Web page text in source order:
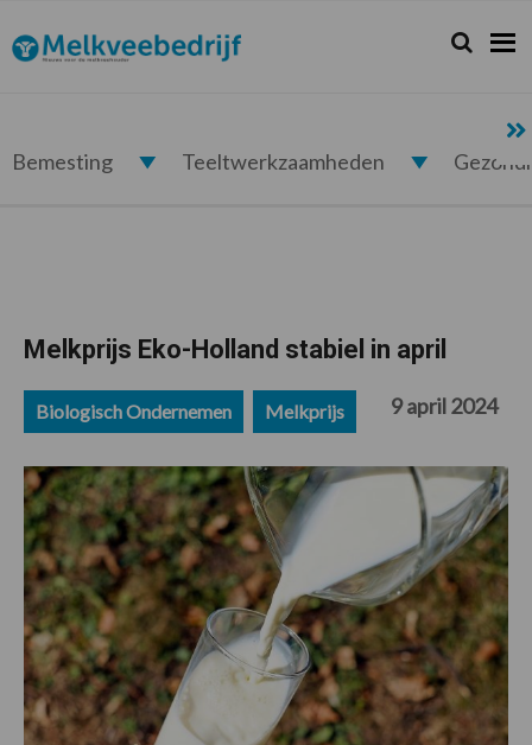
de
hoofdnavigatie
de
hoofd
de
eerste
de
voettekst
Melkveebedrijf.nl Zoeken...
Zoek
Bemesting Teeltwerkzaamheden
Melkprijs Eko-Holland stabiel in april
Biologisch Ondernemen Melkprijs 9 april 2024